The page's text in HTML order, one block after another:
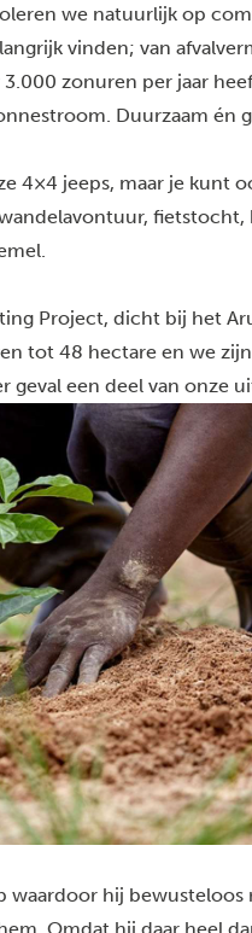
we natuurlijk op
vinden; van
zonuren per jaar
Duurzaam én
4×4 jeeps, maar je kunt
fietstocht,
Project, dicht bij het
tot 48 hectare en we
een deel van onze
waardoor hij